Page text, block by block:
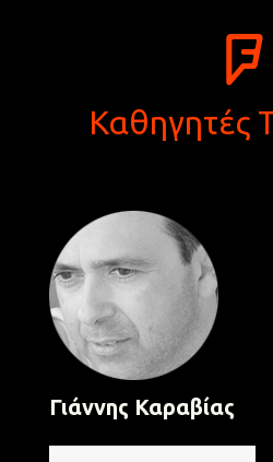
Καθηγητές
Γιάννης Καραβίας